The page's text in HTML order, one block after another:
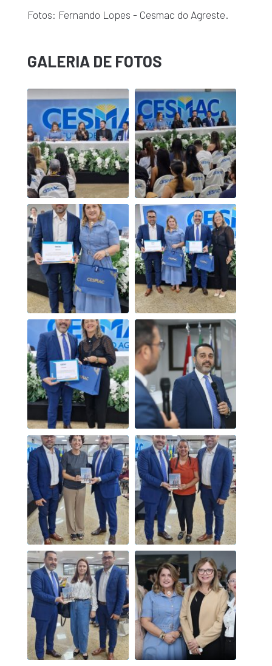
Fotos: Fernando Lopes - Cesmac do Agreste.
GALERIA DE FOTOS